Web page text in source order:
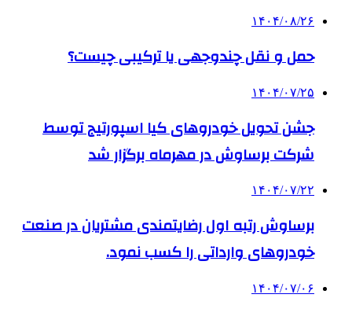
۱۴۰۴/۰۸/۲۶
حمل و نقل چندوجهی یا ترکیبی چیست؟
۱۴۰۴/۰۷/۲۵
جشن تحویل خودروهای کیا اسپورتیج توسط
شرکت برساوش در مهرماه برگزار شد
۱۴۰۴/۰۷/۲۲
برساوش رتبه اول رضایتمندی مشتریان در صنعت
خودروهای وارداتی را کسب نمود.
۱۴۰۴/۰۷/۰۶